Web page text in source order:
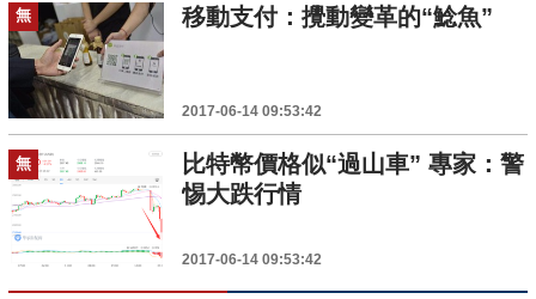
無 移動支付：攪動變革的“鯰魚”
2017-06-14 09:53:42
無
比特幣價格似“過山車” 專家：警
惕大跌行情
2017-06-14 09:53:42